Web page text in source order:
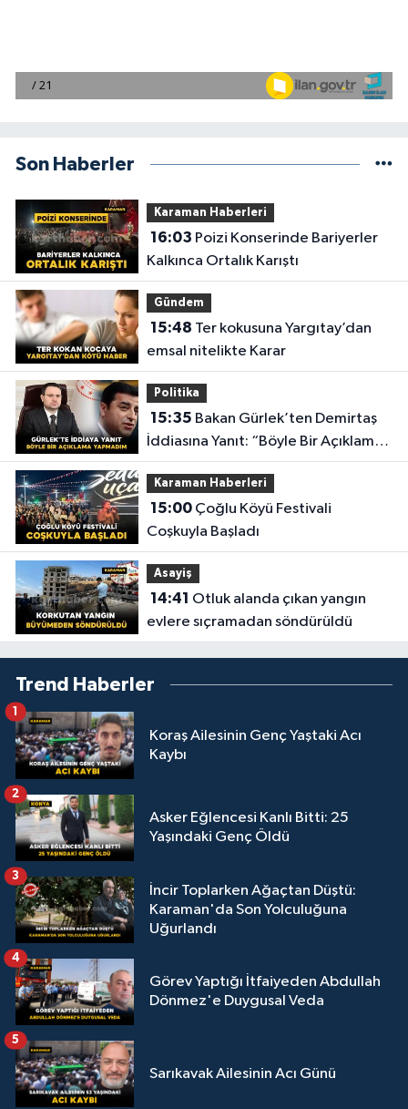
Son Haberler
Karaman Haberleri
16:03
Kalkınca Ortalık Karıştı
Gündem
15:48
emsal nitelikte Karar
Politika
15:35
İddiasına Yanıt: “Böyle Bir Açıklama
Yapmadım”
Karaman Haberleri
15:00Çoğlu Köyü Festivali
Coşkuyla Başladı
Asayiş
14:41
evlere sıçramadan söndürüldü
Trend Haberler
Koraş Ailesinin Genç Yaştaki Acı
Kaybı
1
Asker Eğlencesi Kanlı Bitti: 25
Yaşındaki Genç Öldü
2
İncir Toplarken Ağaçtan Düştü:
Karaman'da Son Yolculuğuna
Uğurlandı
3
Görev Yaptığı İtfaiyeden Abdullah
Dönmez'e Duygusal Veda
4
Sarıkavak Ailesinin Acı Günü
5